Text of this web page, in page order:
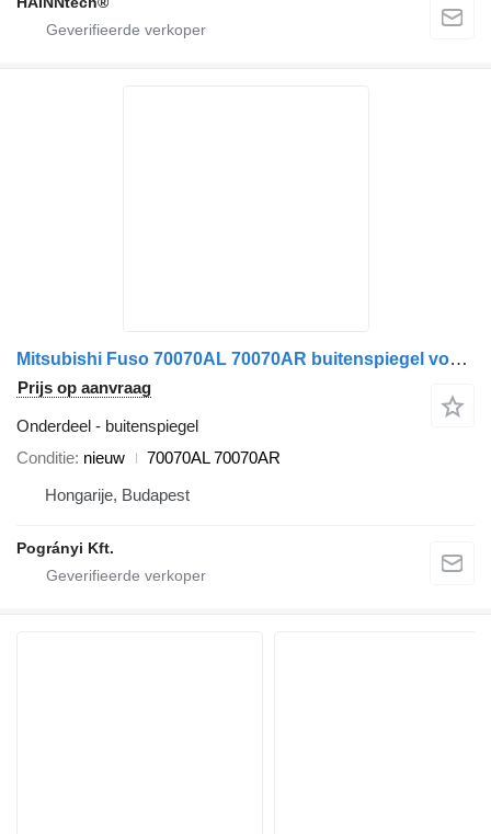
Mitsubishi Fuso 70070AL 70070AR buitenspiegel voor Mitsubishi Fuso Canter vrachtwagen
Prijs op aanvraag
Onderdeel - buitenspiegel
Conditie nieuw
70070AL 70070AR
Hongarije, Budapest
Pogrányi Kft.